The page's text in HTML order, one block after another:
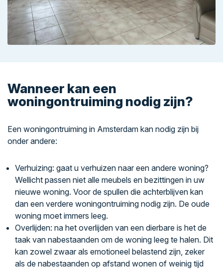
Wanneer kan een
woningontruiming nodig zijn?
Een woningontruiming in Amsterdam kan nodig zijn bij
onder andere:
Verhuizing: gaat u verhuizen naar een andere woning?
Wellicht passen niet alle meubels en bezittingen in uw
nieuwe woning. Voor de spullen die achterblijven kan
dan een verdere woningontruiming nodig zijn. De oude
woning moet immers leeg.
Overlijden: na het overlijden van een dierbare is het de
taak van nabestaanden om de woning leeg te halen. Dit
kan zowel zwaar als emotioneel belastend zijn, zeker
als de nabestaanden op afstand wonen of weinig tijd